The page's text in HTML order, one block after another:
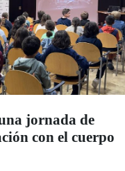
jornada de
con el cuerpo